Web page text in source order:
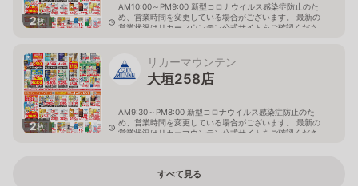
2枚
AM10:00～PM9:00 新型コロナウイルス感染症防止のた
め、営業時間を変更している場合がございます。 最新の
営業状況はリカーマウンテン公式サイトをご確認くださ
2枚
リカーマウンテン
大垣258店
AM9:30～PM8:00 新型コロナウイルス感染症防止のた
め、営業時間を変更している場合がございます。 最新の
営業状況はリカーマウンテン公式サイトをご確認くださ
すべて見る